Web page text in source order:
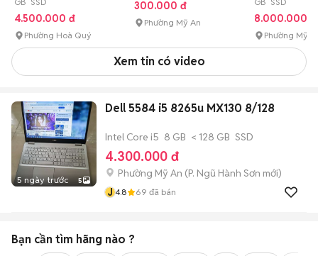
4.500.000 đ
Phường Hoà Quý
300.000 đ
Phường Mỹ An 8.000.000 đ
Phường Mỹ
Xem tin có video
5 ngày trước 5
Dell 5584 i5 8265u MX130 8/128
Intel Core i5 8 GB < 128 GB SSD
4.300.000 đ
Phường Mỹ An (P. Ngũ Hành Sơn mới)
J 4.8 69 đã bán
Bạn cần tìm hãng nào ?